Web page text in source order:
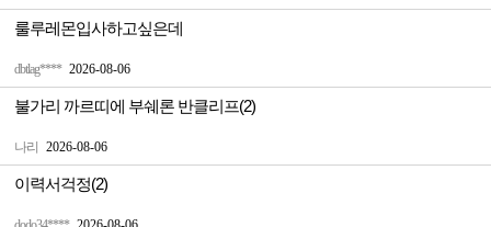
dbtlag**** 2026-08-06
룰루레몬입사하고싶은데
나리 2026-08-06
불가리 까르띠에 부쉐론 반클리프(2)
이력서걱정(2)